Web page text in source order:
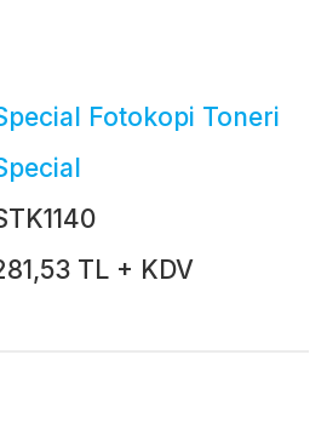
Fotokopi Toneri
TL + KDV